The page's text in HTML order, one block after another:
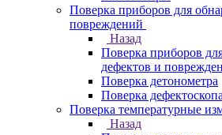
Поверка приборов для
повреждений
Назад
Поверка приборов
дефектов и
Поверка детонометра
Поверка дефектоскопа
Поверка температурные
Назад